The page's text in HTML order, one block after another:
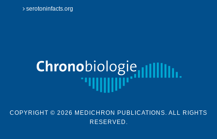
serotoninfacts.org
COPYRIGHT © 2026 MEDICHRON PUBLICATIONS. ALL RIGHTS
RESERVED.